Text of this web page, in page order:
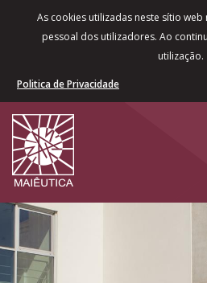
As cookies utilizadas neste sítio
pessoal dos utilizadores. Ao
utilização.
Politica de Privacidade